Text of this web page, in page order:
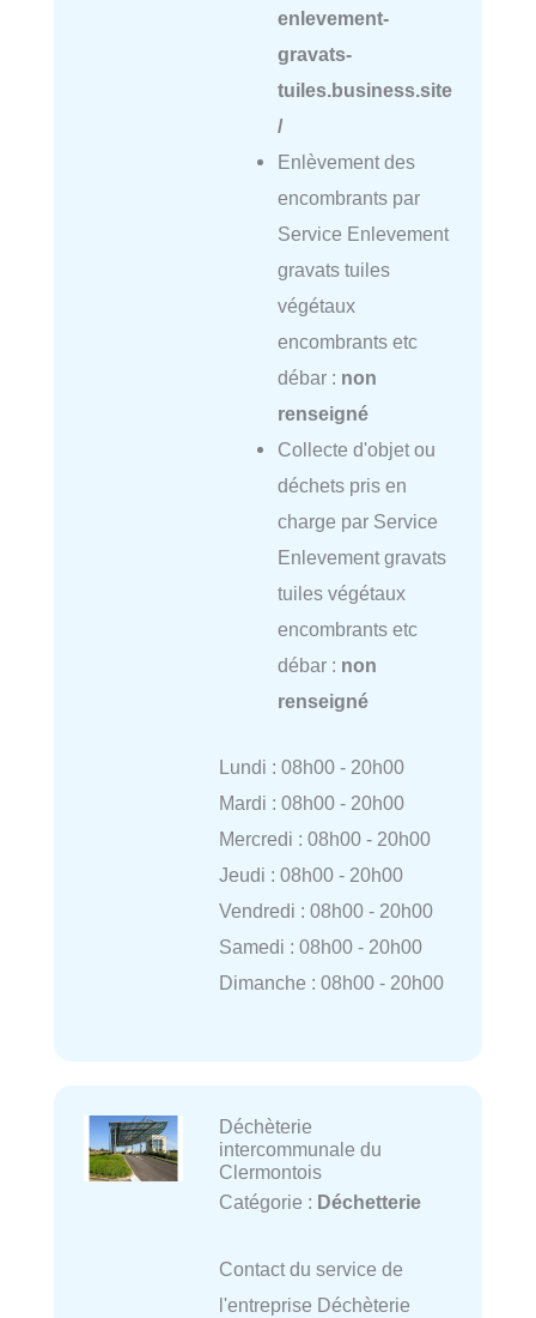
enlevement-
gravats-
tuiles.business.site
/
Enlèvement des
encombrants par
Service Enlevement
gravats tuiles
végétaux
encombrants etc
débar : non
renseigné
Collecte d'objet ou
déchets pris en
charge par Service
Enlevement gravats
tuiles végétaux
encombrants etc
débar : non
renseigné
Lundi : 08h00 - 20h00
Mardi : 08h00 - 20h00
Mercredi : 08h00 - 20h00
Jeudi : 08h00 - 20h00
Vendredi : 08h00 - 20h00
Samedi : 08h00 - 20h00
Dimanche : 08h00 - 20h00
Déchèterie
intercommunale du
Clermontois
Catégorie : Déchetterie
Contact du service de
l'entreprise Déchèterie